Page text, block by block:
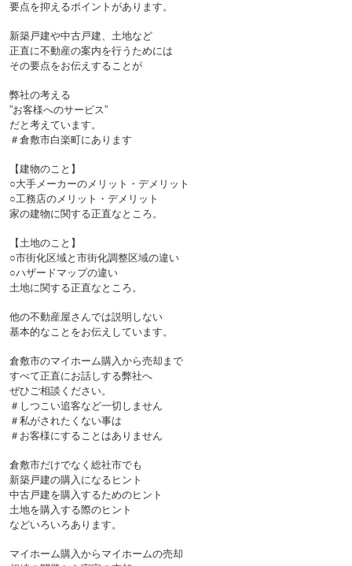
要点を抑えるポイントがあります。
新築戸建や中古戸建、土地など
正直に不動産の案内を行うためには
その要点をお伝えすることが
弊社の考える
”お客様へのサービス”
だと考えています。
＃倉敷市白楽町にあります
【建物のこと】
○大手メーカーのメリット・デメリット
○工務店のメリット・デメリット
家の建物に関する正直なところ。
【土地のこと】
○市街化区域と市街化調整区域の違い
○ハザードマップの違い
土地に関する正直なところ。
他の不動産屋さんでは説明しない
基本的なことをお伝えしています。
倉敷市のマイホーム購入から売却まで
すべて正直にお話しする弊社へ
ぜひご相談ください。
＃しつこい追客など一切しません
＃私がされたくない事は
＃お客様にすることはありません
倉敷市だけでなく総社市でも
新築戸建の購入になるヒント
中古戸建を購入するためのヒント
土地を購入する際のヒント
などいろいろあります。
マイホーム購入からマイホームの売却